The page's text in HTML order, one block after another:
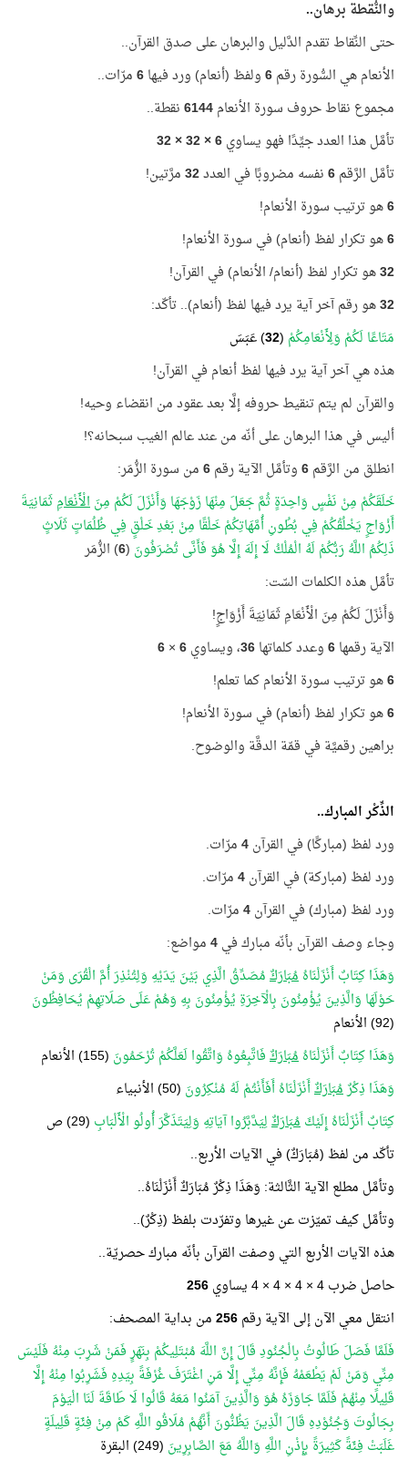
والنُّقطة برهان..
حتى النِّقاط تقدم الدَّليل والبرهان على صدق القرآن..
الأنعام هي السُّورة رقم6ولفظ (أنعام) ورد فيها6مرّات..
مجموع نقاط حروف سورة الأنعام6144نقطة..
تأمَّل هذا العدد جيِّدًا فهو يساوي6 × 32 × 32
تأمَّل الرَّقم6نفسه مضروبًا في العدد32مرَّتين!
6هو ترتيب سورة الأنعام!
6هو تكرار لفظ (أنعام) في سورة الأنعام!
32هو تكرار لفظ (أنعام/ الأنعام) في القرآن!
32هو رقم آخر آية يرد فيها لفظ (أنعام).. تأكّد:
مَتَاعًا لَكُمْ وَلِأَنْعَامِكُمْ (
32) عَبَسَ
هذه هي آخر آية يرد فيها لفظ أنعام في القرآن!
والقرآن لم يتم تنقيط حروفه إلَّا بعد عقود من انقضاء وحيه!
أليس في هذا البرهان على أنّه من عند عالم الغيب سبحانه؟!
انطلق من الرَّقم6وتأمَّل الآية رقم6من سورة الزُّمَر:
خَلَقَكُمْ مِنْ نَفْسٍ وَاحِدَةٍ ثُمَّ جَعَلَ مِنْهَا زَوْجَهَا وَأَنْزَلَ لَكُمْ مِنَالْأَنْعَامِثَمَانِيَةَ
أَزْوَاجٍ يَخْلُقُكُمْ فِي بُطُونِ أُمَّهَاتِكُمْ خَلْقًا مِنْ بَعْدِ خَلْقٍ فِي ظُلُمَاتٍ ثَلَاثٍ
ذَلِكُمُ اللَّهُ رَبُّكُمْ لَهُ الْمُلْكُ لَا إِلَهَ إِلَّا هُوَ فَأَنَّى تُصْرَفُونَ (
6) الزُّمَر
تأمَّل هذه الكلمات السّت:
وَأَنْزَلَ لَكُمْ مِنَ الْأَنْعَامِ ثَمَانِيَةَ أَزْوَاجٍ!
الآية رقمها6وعدد كلماتها36، ويساوي6
×
6
6هو ترتيب سورة الأنعام كما تعلم!
6هو تكرار لفظ (أنعام) في سورة الأنعام!
براهين رقميَّة في قمّة الدقَّة والوضوح.
الذِّكْر المبارك..
ورد لفظ (مباركًا) في القرآن4مرّات.
ورد لفظ (مباركة) في القرآن4مرّات.
ورد لفظ (مبارك) في القرآن4مرّات.
وجاء وصف القرآن بأنّه مبارك في4مواضع:
وَهَذَا كِتَابٌ أَنْزَلْنَاهُمُبَارَكٌمُصَدِّقُ الَّذِي بَيْنَ يَدَيْهِ وَلِتُنْذِرَ أُمَّ الْقُرَى وَمَنْ
حَوْلَهَا وَالَّذِينَ يُؤْمِنُونَ بِالْآخِرَةِ يُؤْمِنُونَ بِهِ وَهُمْ عَلَى صَلَاتِهِمْ يُحَافِظُونَ
(92) الأنعام
وَهَذَا كِتَابٌ أَنْزَلْنَاهُمُبَارَكٌفَاتَّبِعُوهُ وَاتَّقُوا لَعَلَّكُمْ تُرْحَمُونَ (155) الأنعام
وَهَذَا ذِكْرٌمُبَارَكٌأَنْزَلْنَاهُ أَفَأَنْتُمْ لَهُ مُنْكِرُونَ (50) الأنبياء
كِتَابٌ أَنْزَلْنَاهُ إِلَيْكَمُبَارَكٌلِيَدَّبَّرُوا آيَاتِهِ وَلِيَتَذَكَّرَ أُولُو الْأَلْبَابِ (29) ص
تأكّد من لفظ (مُبَارَكٌ) في الآيات الأربع..
وتأمَّل مطلع الآية الثَّالثة: وَهَذَا ذِكْرٌ مُبَارَكٌ أَنْزَلْنَاهُ..
وتأمَّل كيف تميّزت عن غيرها وتفرّدت بلفظ (ذِكْرٌ)..
هذه الآيات الأربع التي وصفت القرآن بأنّه مبارك حصريّة..
حاصل ضرب 4 × 4 × 4 × 4 يساوي
256
انتقل معي الآن إلى الآية رقم256من بداية المصحف:
فَلَمَّا فَصَلَ طَالُوتُ بِالْجُنُودِ قَالَ إِنَّ اللَّهَ مُبْتَلِيكُمْ بِنَهَرٍ فَمَنْ شَرِبَ مِنْهُ فَلَيْسَ
مِنِّي وَمَنْ لَمْ يَطْعَمْهُ فَإِنَّهُ مِنِّي إِلَّا مَنِ اغْتَرَفَ غُرْفَةً بِيَدِهِ فَشَرِبُوا مِنْهُ إِلَّا
قَلِيلًا مِنْهُمْ فَلَمَّا جَاوَزَهُ هُوَ وَالَّذِينَ آمَنُوا مَعَهُ قَالُوا لَا طَاقَةَ لَنَا الْيَوْمَ
بِجَالُوتَ وَجُنُوْدِهِ قَالَ الَّذِينَ يَظُنُّونَ أَنَّهُمْ مُلَاقُو اللَّهِ كَمْ مِنْ فِئَةٍ قَلِيلَةٍ
غَلَبَتْ فِئَةً كَثِيرَةً بِإِذْنِ اللَّهِ وَاللَّهُ مَعَ الصَّابِرِينَ (249) البقرة